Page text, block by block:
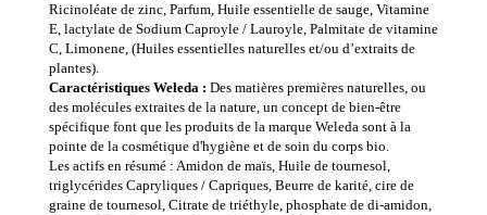
Ricinoléate de zinc, Parfum, Huile essentielle de sauge, Vitamine
E, lactylate de Sodium Caproyle / Lauroyle, Palmitate de vitamine
C, Limonene, (Huiles essentielles naturelles et/ou d’extraits de
plantes).
Caractéristiques Weleda : Des matières premières naturelles, ou
des molécules extraites de la nature, un concept de bien-être
spécifique font que les produits de la marque Weleda sont à la
pointe de la cosmétique d'hygiène et de soin du corps bio.
Les actifs en résumé : Amidon de maïs, Huile de tournesol,
triglycérides Capryliques / Capriques, Beurre de karité, cire de
graine de tournesol, Citrate de triéthyle, phosphate de di-amidon,